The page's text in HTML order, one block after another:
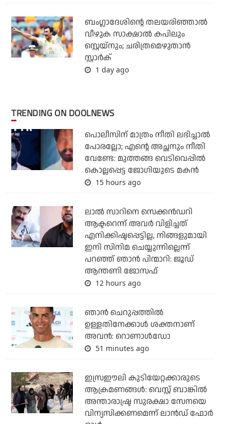
ബംഗ്ലാദേശിന്റെ തലയരിഞ്ഞാല്‍
വീഴുക സാക്ഷാല്‍ കപിലും
സ്റ്റെയ്‌നും; ചരിത്രമെഴുതാന്‍
സ്റ്റാര്‍ക്
1 day ago
TRENDING ON DOOLNEWS
പൊലീസിന് മാത്രം നീതി ലഭിച്ചാല്‍
പോരല്ലോ; എന്റെ അച്ഛനും നീതി
വേണ്ടേ: മുത്തങ്ങ വെടിവെപ്പില്‍
കൊല്ലപ്പെട്ട ജോഗിയുടെ മകന്‍
15 hours ago
ലാല്‍ സാറിനെ സെക്കന്‍ഡറി
ആക്ടറെന്ന് അവര്‍ വിളിച്ചത്
എനിക്കിഷ്ടപ്പെട്ടില്ല, നിങ്ങളുമായി
ഇനി സിനിമ ചെയ്യുന്നില്ലെന്ന്
പറഞ്ഞ് ഞാന്‍ പിന്മാറി: ജൂഡ്
ആന്തണി ജോസഫ്
12 hours ago
ഞാന്‍ ചെറുപ്പത്തില്‍
ഉള്ളതിനേക്കാള്‍ ശക്തനാണ്
അവന്‍: റൊണാള്‍ഡോ
51 minutes ago
ഇസ്രഈലി കുടിയേറ്റക്കാരുടെ
ആക്രമണങ്ങള്‍: വെസ്റ്റ് ബാങ്കില്‍
അന്താരാഷ്ട്ര സുരക്ഷാ സേനയെ
വിന്യസിക്കണമെന്ന് ലാന്‍ഡ് ഫോര്‍